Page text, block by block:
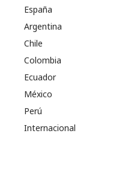
España
Argentina
Chile
Colombia
Ecuador
México
Perú
Internacional